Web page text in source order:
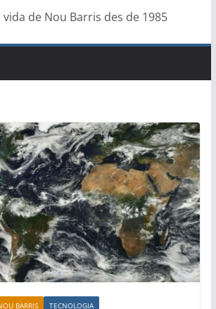
vida de Nou Barris des de 1985
BARRIS TECNOLOGIA